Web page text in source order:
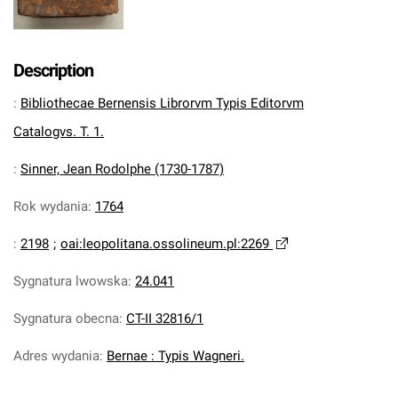
Description
: Bibliothecae Bernensis Librorvm Typis Editorvm
Catalogvs. T. 1.
: Sinner, Jean Rodolphe (1730-1787)
Rok wydania: 1764
: 2198 ; oai:leopolitana.ossolineum.pl:2269
Sygnatura lwowska: 24.041
Sygnatura obecna: CT-II 32816/1
Adres wydania: Bernae : Typis Wagneri.